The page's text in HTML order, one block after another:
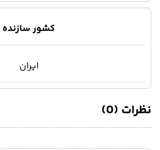
کشور سازنده
ایران
نظرات (0)